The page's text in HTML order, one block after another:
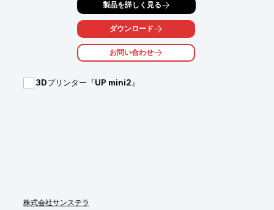
製品を詳しく見る
ダウンロード
お問い合わせ
3Dプリンター『UP mini2』
株式会社サンステラ